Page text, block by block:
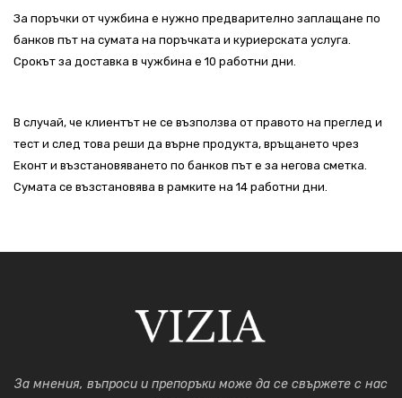
За поръчки от чужбина е нужно предварително заплащане по
банков път на сумата на поръчката и куриерската услуга.
Срокът за доставка в чужбина е 10 работни дни.
В случай, че клиентът не се възползва от правото на преглед и
тест и след това реши да върне продукта, връщането чрез
Еконт и възстановяването по банков път е за негова сметка.
Сумата се възстановява в рамките на 14 работни дни.
За мнения, въпроси и препоръки може да се свържете с нас